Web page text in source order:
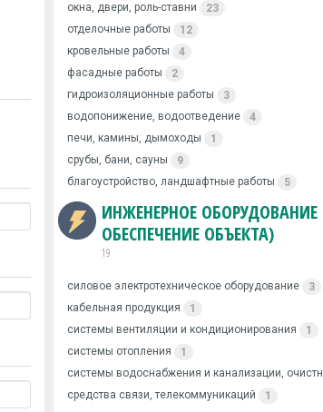
окна, двери, роль-ставни
23
отделочные работы
12
кровельные работы
4
фасадные работы
2
гидроизоляционные работы
3
водопонижение, водоотведение
4
печи, камины, дымоходы
1
срубы, бани, сауны
9
благоустройство, ландшафтные работы
5
ИНЖЕНЕРНОЕ
ОБЕСПЕЧЕНИЕ ОБЪЕКТА)
19
силовое электротехническое оборудование
3
кабельная продукция
1
системы вентиляции и кондиционирования
1
системы отопления
1
системы водоснабжения и канализации,
средства связи, телекоммуникаций
1